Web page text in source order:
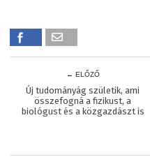
← ELŐZŐ
Új tudományág születik, ami
összefogná a fizikust, a
biológust és a közgazdászt is